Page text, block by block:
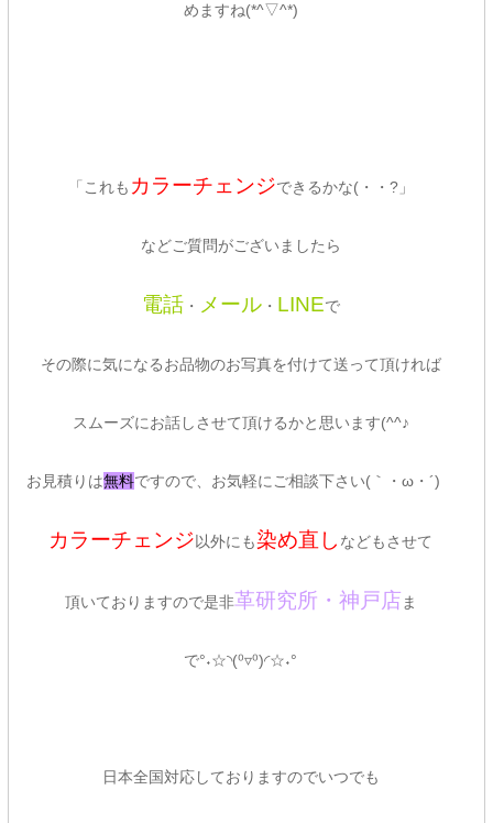
めますね(*^▽^*)
「これも カラーチェンジできるかな(・・?」
などご質問がございましたら
電話・ メール・ LINEで
その際に気になるお品物のお写真を付けて送って頂ければ
スムーズにお話しさせて頂けるかと思います(^^♪
お見積りは無料ですので、お気軽にご相談下さい(｀・ω・´)ゞ
カラーチェンジ以外にも染め直し などもさせて
頂いておりますので是非革研究所・神戸店 ま
で°˖☆◝(⁰▿⁰)◜☆˖°
日本全国対応しておりますのでいつでも